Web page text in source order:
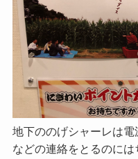
地下ののげシャーレは
などの連絡をとるのに